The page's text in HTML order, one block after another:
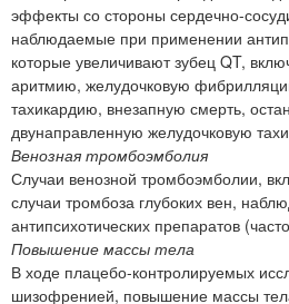
эффекты со стороны сердечно-
наблюдаемые при применении
которые увеличивают зубец QT,
аритмию, желудочковую
тахикардию, внезапную смерть,
двунаправленную желудочковую
Венозная тромбоэмболия
Случаи венозной тромбоэмболии,
случаи тромбоза глубоких вен,
антипсихотических препаратов
Повышение массы тела
В ходе плацебо-контролируемых
шизофренией, повышение массы